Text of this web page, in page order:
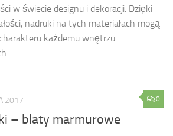
w świecie designu i dekoracji. Dzięki
nadruki na tych materiałach mogą
każdemu wnętrzu.
0
2017
– blaty marmurowe